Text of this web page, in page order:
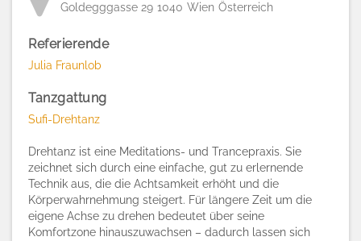
Goldegggasse 29 1040 Wien Österreich
Referierende
Julia Fraunlob
Tanzgattung
Sufi-Drehtanz
Drehtanz ist eine Meditations- und Trancepraxis. Sie
zeichnet sich durch eine einfache, gut zu erlernende
Technik aus, die die Achtsamkeit erhöht und die
Körperwahrnehmung steigert. Für längere Zeit um die
eigene Achse zu drehen bedeutet über seine
Komfortzone hinauszuwachsen – dadurch lassen sich